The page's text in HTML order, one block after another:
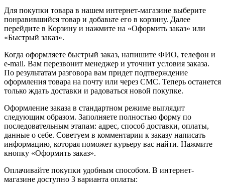
Для покупки товара в нашем интернет-магазине выберите
понравившийся товар и добавьте его в корзину. Далее
перейдите в Корзину и нажмите на «Оформить заказ» или
«Быстрый заказ».
Когда оформляете быстрый заказ, напишите ФИО, телефон и
e-mail. Вам перезвонит менеджер и уточнит условия заказа.
По результатам разговора вам придет подтверждение
оформления товара на почту или через СМС. Теперь останется
только ждать доставки и радоваться новой покупке.
Оформление заказа в стандартном режиме выглядит
следующим образом. Заполняете полностью форму по
последовательным этапам: адрес, способ доставки, оплаты,
данные о себе. Советуем в комментарии к заказу написать
информацию, которая поможет курьеру вас найти. Нажмите
кнопку «Оформить заказ».
Оплачивайте покупки удобным способом. В интернет-
магазине доступно 3 варианта оплаты: